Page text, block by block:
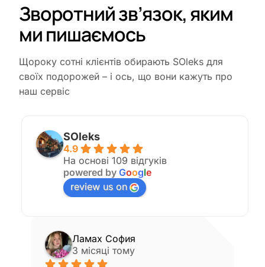
Зворотний зв’язок, яким
ми пишаємось
Щороку сотні клієнтів обирають SOleks для
своїх подорожей – і ось, що вони кажуть про
наш сервіс
SOleks
4.9
На основі 109 відгуків
powered by Google
review us on
Ламах София
3 місяці тому